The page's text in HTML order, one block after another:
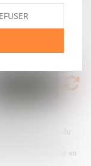
JOUVEL qui peut en